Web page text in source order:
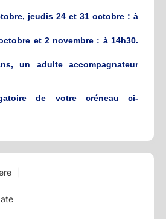
jeudis 24 et 31 octobre : à
et 2 novembre : à 14h30.
un adulte accompagnateur
de votre créneau ci-